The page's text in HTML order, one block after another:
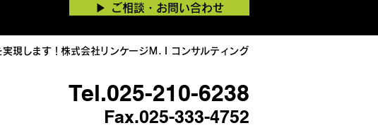
▶︎ ご相談・お問い合わせ
現します！株式会社リンケージＭ.Ｉコンサルティング
Tel.025-210-6238
Fax.025-333-4752